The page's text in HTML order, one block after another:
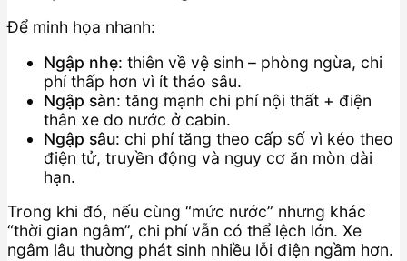
Để minh họa nhanh:
Ngập nhẹ: thiên về vệ sinh – phòng ngừa, chi
phí thấp hơn vì ít tháo sâu.
Ngập sàn: tăng mạnh chi phí nội thất + điện
thân xe do nước ở cabin.
Ngập sâu: chi phí tăng theo cấp số vì kéo theo
điện tử, truyền động và nguy cơ ăn mòn dài
hạn.
Trong khi đó, nếu cùng “mức nước” nhưng khác
“thời gian ngâm”, chi phí vẫn có thể lệch lớn. Xe
ngâm lâu thường phát sinh nhiều lỗi điện ngầm hơn.